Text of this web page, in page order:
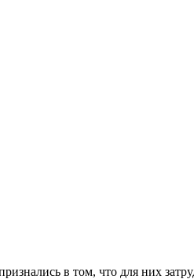
в том, что для них